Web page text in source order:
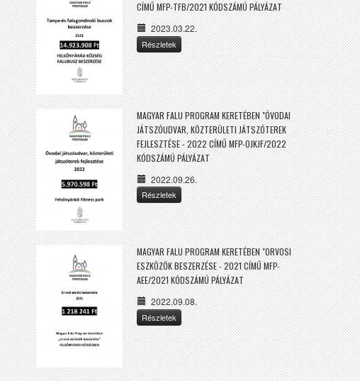
CÍMŰ MFP-TFB/2021 KÓDSZÁMÚ PÁLYÁZAT
2023.03.22.
Részletek
MAGYAR FALU PROGRAM KERETÉBEN "ÓVODAI
JÁTSZÓUDVAR, KÖZTERÜLETI JÁTSZÓTEREK
FEJLESZTÉSE - 2022 CÍMŰ MFP-OJKJF/2022
KÓDSZÁMÚ PÁLYÁZAT
2022.09.26.
Részletek
MAGYAR FALU PROGRAM KERETÉBEN "ORVOSI
ESZKÖZÖK BESZERZÉSE - 2021 CÍMŰ MFP-
AEE/2021 KÓDSZÁMÚ PÁLYÁZAT
2022.09.08.
Részletek